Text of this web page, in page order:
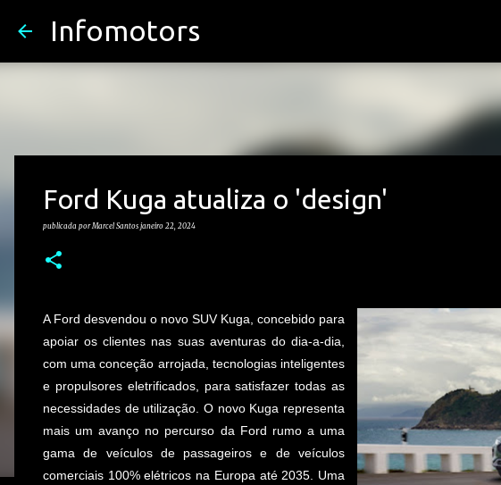
Infomotors
Ford Kuga atualiza o 'design'
publicada porMarcel Santos janeiro 22, 2024
A Ford desvendou o novo SUV Kuga, concebido para
apoiar os clientes nas suas aventuras do dia-a-dia,
com uma conceção arrojada, tecnologias inteligentes
e propulsores eletrificados, para satisfazer todas as
necessidades de utilização. O novo Kuga representa
mais um avanço no percurso da Ford rumo a uma
gama de veículos de passageiros e de veículos
comerciais 100% elétricos na Europa até 2035. Uma